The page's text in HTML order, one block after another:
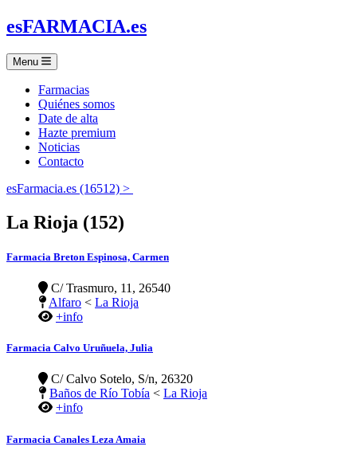
esFARMACIA.es
Menu
Farmacias
Quiénes somos
Date de alta
Hazte premium
Noticias
Contacto
esFarmacia.es (16512) >
La Rioja (152)
Farmacia Breton Espinosa, Carmen
C/ Trasmuro, 11, 26540
Alfaro < La Rioja
+info
Farmacia Calvo Uruñuela, Julia
C/ Calvo Sotelo, S/n, 26320
Baños de Río Tobía < La Rioja
+info
Farmacia Canales Leza Amaia